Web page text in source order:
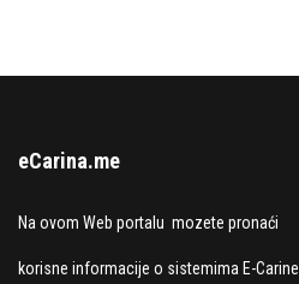
eCarina.me
Na ovom Web portalu mozete pronaći
korisne informacije o sistemima E-Carine